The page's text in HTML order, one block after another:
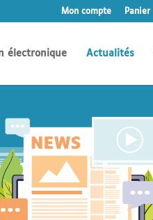
Mon compte Panier
électronique Actualités